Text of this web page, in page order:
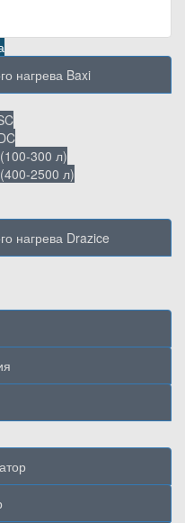
нагрева Baxi
300 л)
2500 л)
нагрева Drazice